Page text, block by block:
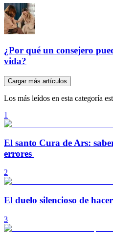
¿Por qué un consejero
vida?
Cargar más artículos
Los más leídos en esta categoría
1
El santo Cura de Ars:
errores
2
El duelo silencioso de
3